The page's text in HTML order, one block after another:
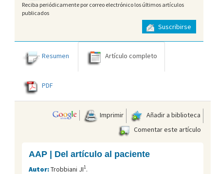
Reciba periódicamente por correo electrónico los últimos artículos
publicados
Suscribirse
Resumen Artículo completo
PDF
Imprimir
Añadir a biblioteca
Comentar este artículo
AAP | Del artículo al paciente
Autor:Trobbiani JI1.